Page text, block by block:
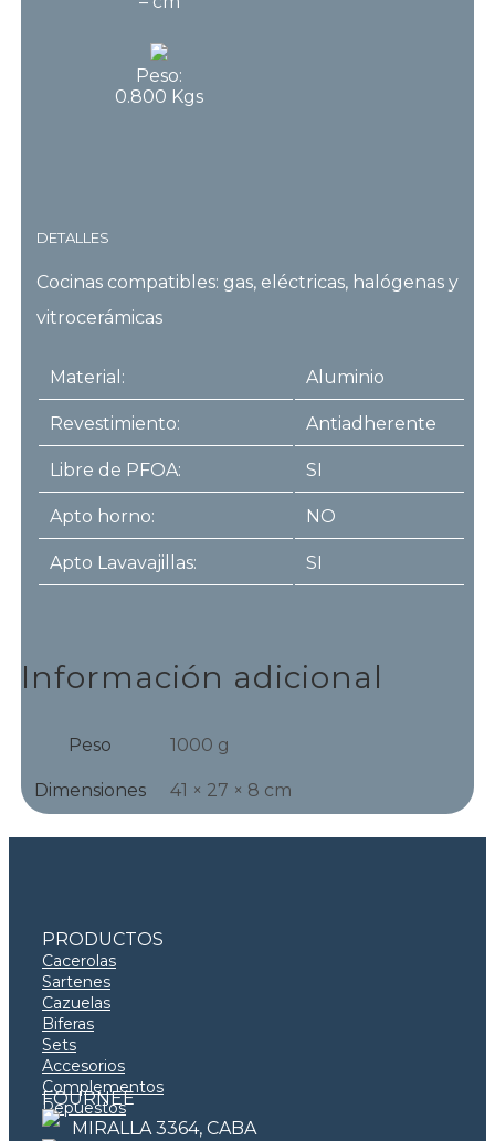
Peso:
0.800 Kgs
DETALLES
Cocinas compatibles: gas, eléctricas, halógenas y
vitrocerámicas
Material: Aluminio
Revestimiento: Antiadherente
Libre de PFOA: SI
Apto horno: NO
Apto Lavavajillas: SI
Información adicional
Peso 1000 g
Dimensiones 41 × 27 × 8 cm
PRODUCTOS
Cacerolas
Sartenes
Cazuelas
Biferas
Sets
Accesorios
Complementos
Repuestos
FOURNEE
MIRALLA 3364, CABA